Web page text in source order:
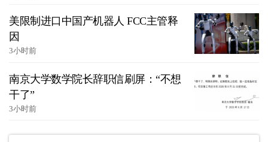
美限制进口中国产机器人 FCC主管释
因
3小时前
南京大学数学院长辞职信刷屏：“不想
干了”
3小时前